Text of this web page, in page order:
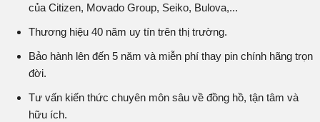
của Citizen, Movado Group, Seiko, Bulova,...
Thương hiệu 40 năm uy tín trên thị trường.
Bảo hành lên đến 5 năm và miễn phí thay pin chính hãng trọn
đời.
Tư vấn kiến thức chuyên môn sâu về đồng hồ, tận tâm và
hữu ích.